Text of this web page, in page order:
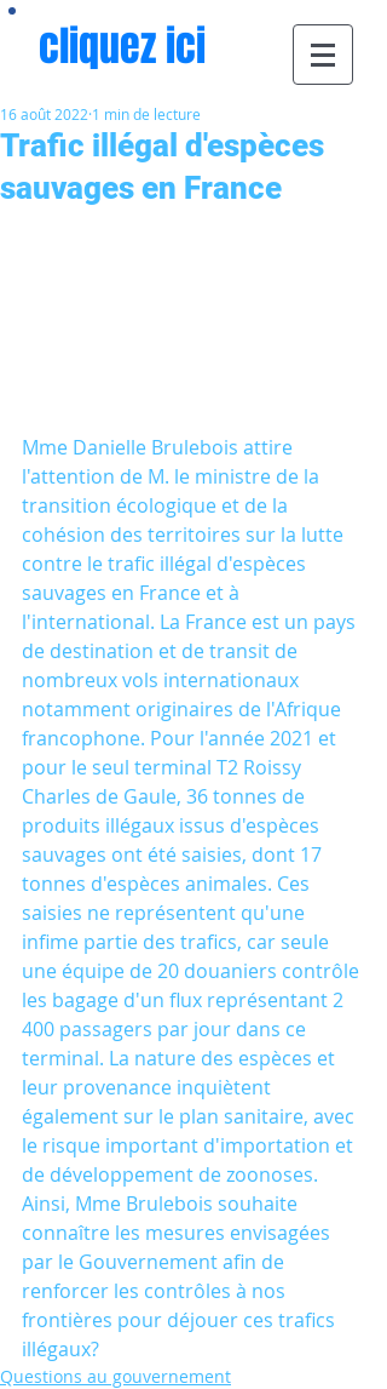
cliquez ici
Trafic illégal d'espèces
sauvages en France
16 août 2022 1 min de lecture
Mme Danielle Brulebois attire
l'attention de M. le ministre de la
transition écologique et de la
cohésion des territoires sur la lutte
contre le trafic illégal d'espèces
sauvages en France et à
l'international. La France est un pays
de destination et de transit de
nombreux vols internationaux
notamment originaires de l'Afrique
francophone. Pour l'année 2021 et
pour le seul terminal T2 Roissy
Charles de Gaule, 36 tonnes de
produits illégaux issus d'espèces
sauvages ont été saisies, dont 17
tonnes d'espèces animales. Ces
saisies ne représentent qu'une
infime partie des trafics, car seule
une équipe de 20 douaniers contrôle
les bagage d'un flux représentant 2
400 passagers par jour dans ce
terminal. La nature des espèces et
leur provenance inquiètent
également sur le plan sanitaire, avec
le risque important d'importation et
de développement de zoonoses.
Ainsi, Mme Brulebois souhaite
connaître les mesures envisagées
par le Gouvernement afin de
renforcer les contrôles à nos
frontières pour déjouer ces trafics
illégaux?
Questions au gouvernement